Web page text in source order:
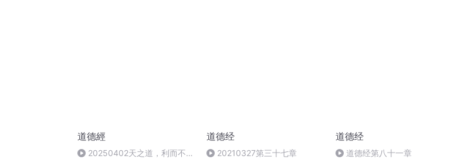
道德經
20250402天之道，利而不
道德经
20210327第三十七章
道德经
道德经第八十一章